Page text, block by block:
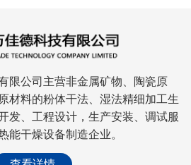
公司主营非金属矿物、陶瓷原
材料的粉体干法、湿法精细加工生
发、工程设计，生产安装、调试服
能干燥设备制造企业。